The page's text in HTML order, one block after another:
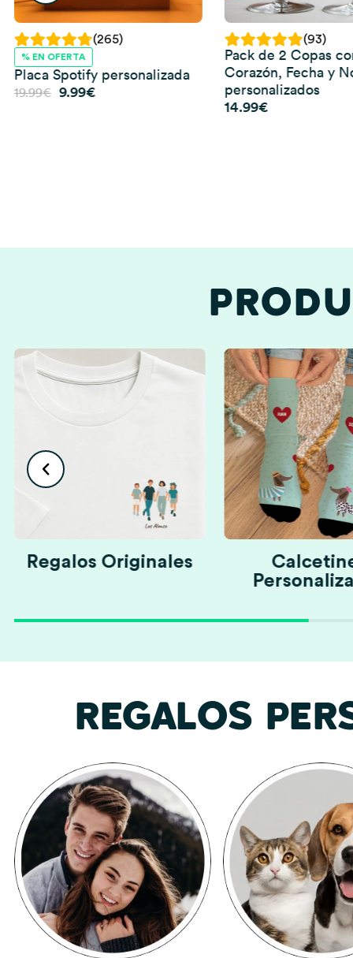
(265)
% EN OFERTA
Placa Spotify personalizada
19.99€ El
9.99€El
(93)
Pack de 2 Copas
Corazón, Fecha y
personalizados
14.99€
Regalos Originales
REGALOS